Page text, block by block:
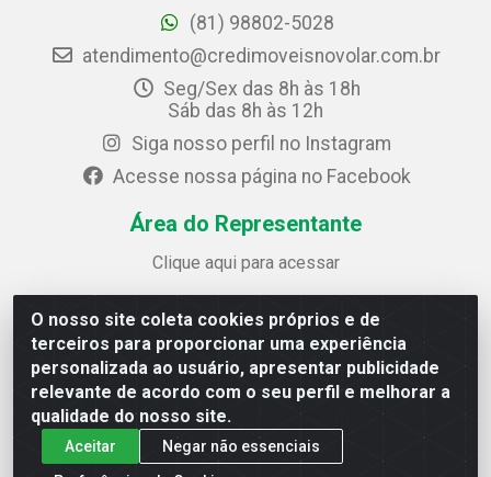
O nosso site coleta cookies próprios e de
terceiros para proporcionar uma experiência
personalizada ao usuário, apresentar publicidade
relevante de acordo com o seu perfil e melhorar a
qualidade do nosso site.
Aceitar
Negar não essenciais
(81) 98802-5028
atendimento@credimoveisnovolar.com.br
Seg/Sex das 8h às 18h
Sáb das 8h às 12h
Siga nosso perfil no Instagram
Acesse nossa página no Facebook
Área do Representante
Clique aqui para acessar
Credimóveis Novolar Ltda
Rua José Alves Bezerra, 430 - Prazeres - Jaboatão dos
Guararapes / PE - CEP 54.325-610
CNPJ: 09.930.165/0013-70